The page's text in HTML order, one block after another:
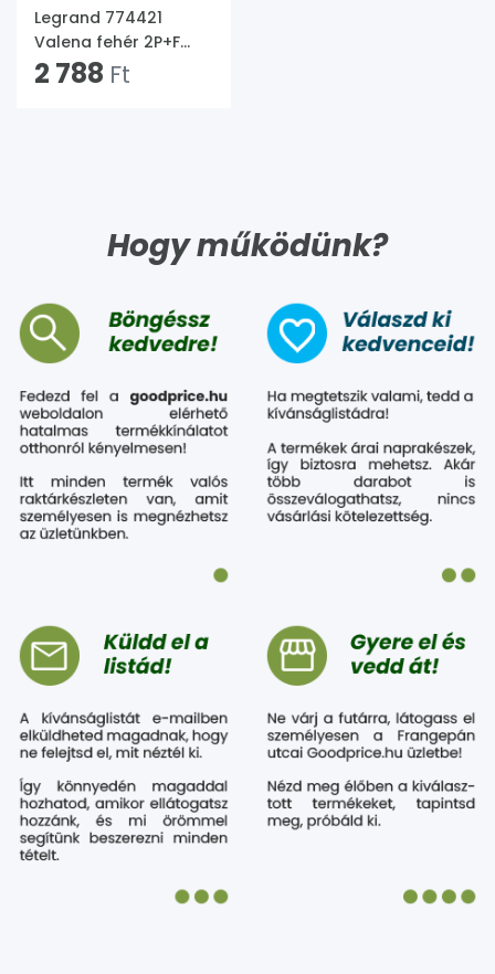
Legrand 774421
Valena fehér 2P+F
földelt
2 788 Ft
Hogy működünk?